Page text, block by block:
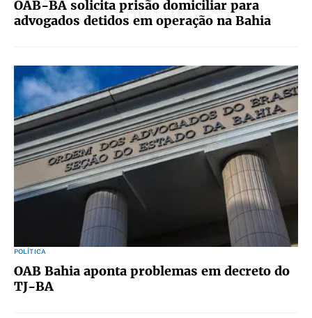
OAB-BA solicita prisão domiciliar para
advogados detidos em operação na Bahia
POLÍTICA
OAB Bahia aponta problemas em decreto do
TJ-BA